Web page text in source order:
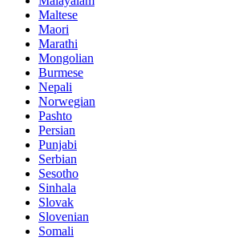
Maltese
Maori
Marathi
Mongolian
Burmese
Nepali
Norwegian
Pashto
Persian
Punjabi
Serbian
Sesotho
Sinhala
Slovak
Slovenian
Somali